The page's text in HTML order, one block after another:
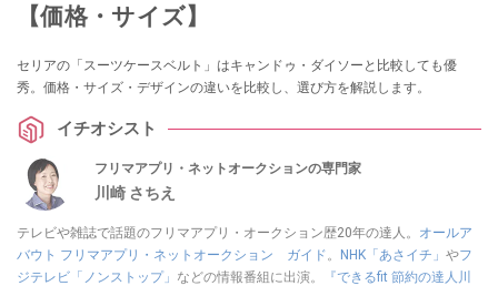
【価格・サイズ】
セリアの「スーツケースベルト」はキャンドゥ・ダイソーと比較しても優
秀。価格・サイズ・デザインの違いを比較し、選び方を解説します。
イチオシスト
フリマアプリ・ネットオークションの専門家
川崎 さちえ
テレビや雑誌で話題のフリマアプリ・オークション歴20年の達人。 オールア
バウト フリマアプリ・ネットオークション ガイド。 NHK「あさイチ」 やフ
ジテレビ「ノンストップ」 などの情報番組に出演。
『できるfit 節約の達人川